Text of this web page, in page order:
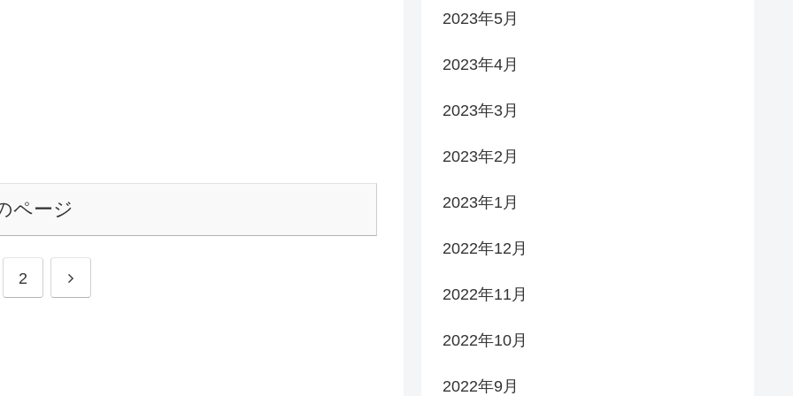
ページ
2 次
2023年5月
2023年4月
2023年3月
2023年2月
2023年1月
2022年12月
2022年11月
2022年10月
2022年9月